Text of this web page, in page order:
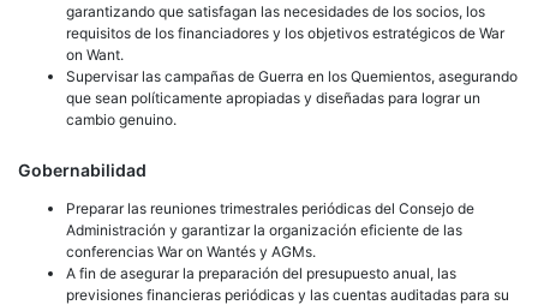
garantizando que satisfagan las necesidades de los socios, los
requisitos de los financiadores y los objetivos estratégicos de War
on Want.
Supervisar las campañas de Guerra en los Quemientos, asegurando
que sean políticamente apropiadas y diseñadas para lograr un
cambio genuino.
Gobernabilidad
Preparar las reuniones trimestrales periódicas del Consejo de
Administración y garantizar la organización eficiente de las
conferencias War on Wantés y AGMs.
A fin de asegurar la preparación del presupuesto anual, las
previsiones financieras periódicas y las cuentas auditadas para su